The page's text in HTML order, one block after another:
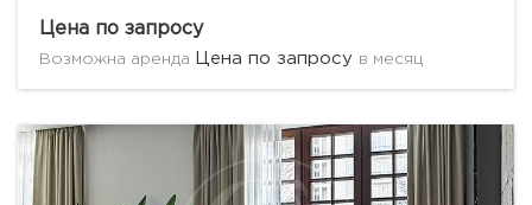
адресу: Комсомольский проспект, 42с2.ЖК
"Clerkenwell House" - клубный дом, с...
Цена по запросу
Возможна аренда Цена по запросу в месяц